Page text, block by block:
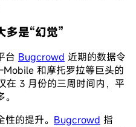
多是“幻觉”
台 Bugcrowd 近期的数据令
和摩托罗拉等巨头的
在 3 月份的三周时间内，平
的提升。 Bugcrowd 指